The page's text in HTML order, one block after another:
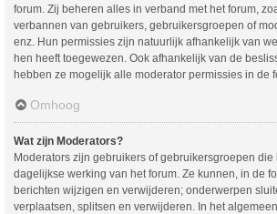
forum. Zij beheren alles in verband met het forum,
verbannen van gebruikers, gebruikersgroepen of
enz. Hun permissies zijn natuurlijk afhankelijk van
hen heeft toegewezen. Ook afhankelijk van de
hebben ze mogelijk alle moderator permissies in de
Omhoog
Wat zijn Moderators?
Moderators zijn gebruikers of gebruikersgroepen die
dagelijkse werking van het forum. Ze kunnen, in de
berichten wijzigen en verwijderen; onderwerpen
verplaatsen, splitsen en verwijderen. In het